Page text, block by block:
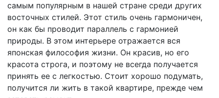
самым популярным в нашей стране среди других
восточных стилей. Этот стиль очень гармоничен,
он как бы проводит параллель с гармонией
природы. В этом интерьере отражается вся
японская философия жизни. Он красив, но его
красота строга, и поэтому не всегда получается
принять ее с легкостью. Стоит хорошо подумать,
получится ли жить в такой квартире, прежде чем